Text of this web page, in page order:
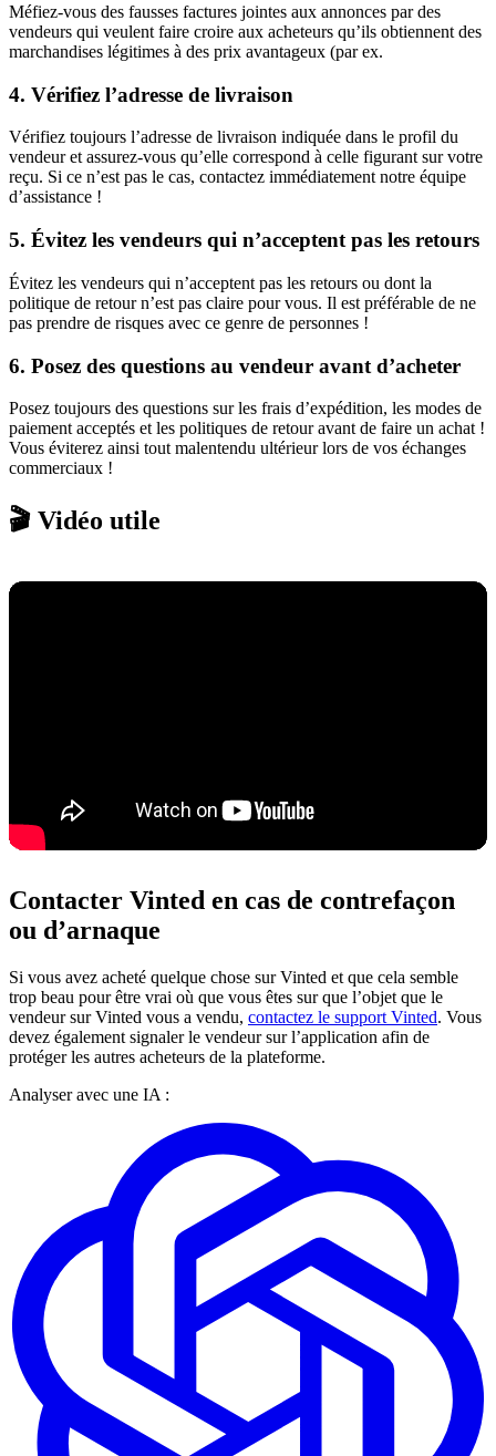
Méfiez-vous des fausses factures jointes aux annonces par des
vendeurs qui veulent faire croire aux acheteurs qu’ils obtiennent des
marchandises légitimes à des prix avantageux (par ex.
4. Vérifiez l’adresse de livraison
Vérifiez toujours l’adresse de livraison indiquée dans le profil du
vendeur et assurez-vous qu’elle correspond à celle figurant sur votre
reçu. Si ce n’est pas le cas, contactez immédiatement notre équipe
d’assistance !
5. Évitez les vendeurs qui n’acceptent pas les retours
Évitez les vendeurs qui n’acceptent pas les retours ou dont la
politique de retour n’est pas claire pour vous. Il est préférable de ne
pas prendre de risques avec ce genre de personnes !
6. Posez des questions au vendeur avant d’acheter
Posez toujours des questions sur les frais d’expédition, les modes de
paiement acceptés et les politiques de retour avant de faire un achat !
Vous éviterez ainsi tout malentendu ultérieur lors de vos échanges
commerciaux !
🎬 Vidéo utile
Contacter Vinted en cas de contrefaçon
ou d’arnaque
Si vous avez acheté quelque chose sur Vinted et que cela semble
trop beau pour être vrai où que vous êtes sur que l’objet que le
vendeur sur Vinted vous a vendu, contactez le support Vinted. Vous
devez également signaler le vendeur sur l’application afin de
protéger les autres acheteurs de la plateforme.
Analyser avec une IA :